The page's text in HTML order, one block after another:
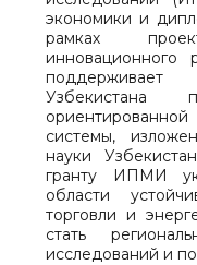
экономики и
рамках
инновационного
поддерживает
Узбекистана
системы,
науки
гранту ИПМИ
области
торговли и
стать
исследований и